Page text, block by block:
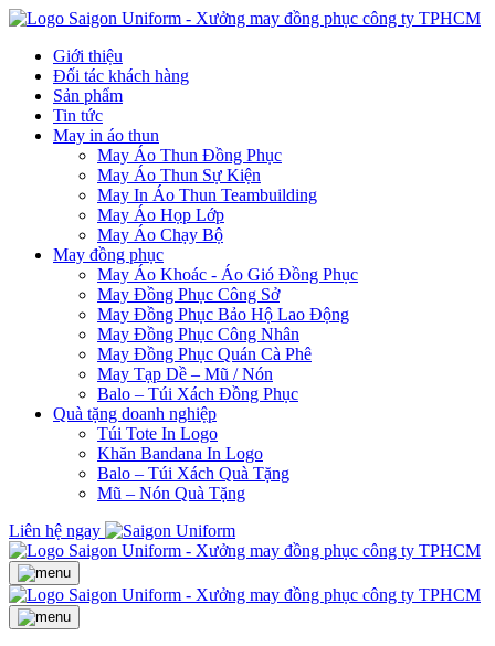
Giới thiệu
Đối tác khách hàng
Sản phẩm
Tin tức
May in áo thun
May Áo Thun Đồng Phục
May Áo Thun Sự Kiện
May In Áo Thun Teambuilding
May Áo Họp Lớp
May Áo Chạy Bộ
May đồng phục
May Áo Khoác - Áo Gió Đồng Phục
May Đồng Phục Công Sở
May Đồng Phục Bảo Hộ Lao Động
May Đồng Phục Công Nhân
May Đồng Phục Quán Cà Phê
May Tạp Dề – Mũ / Nón
Balo – Túi Xách Đồng Phục
Quà tặng doanh nghiệp
Túi Tote In Logo
Khăn Bandana In Logo
Balo – Túi Xách Quà Tặng
Mũ – Nón Quà Tặng
Liên hệ ngay